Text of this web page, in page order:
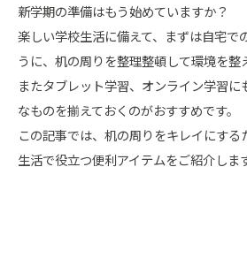
新学期の準備はもう始めていますか？
楽しい学校生活に備えて、まずは自宅で
うに、机の周りを整理整頓して環境を整
またタブレット学習、オンライン学習
なものを揃えておくのがおすすめです。
この記事では、机の周りをキレイにす
生活で役立つ便利アイテムをご紹介しま